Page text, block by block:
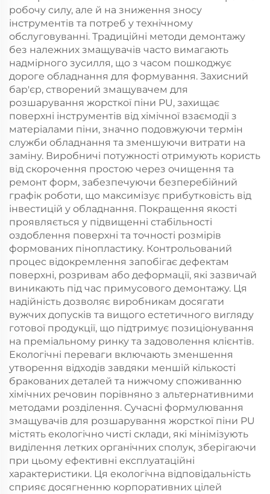
робочу силу, але й на зниження зносу
інструментів та потреб у технічному
обслуговуванні. Традиційні методи демонтажу
без належних змащувачів часто вимагають
надмірного зусилля, що з часом пошкоджує
дороге обладнання для формування. Захисний
бар'єр, створений змащувачем для
розшарування жорсткої піни PU, захищає
поверхні інструментів від хімічної взаємодії з
матеріалами піни, значно подовжуючи термін
служби обладнання та зменшуючи витрати на
заміну. Виробничі потужності отримують користь
від скорочення простою через очищення та
ремонт форм, забезпечуючи безперебійний
графік роботи, що максимізує прибутковість від
інвестицій у обладнання. Покращення якості
проявляється у підвищенні стабільності
оздоблення поверхні та точності розмірів
формованих пінопластику. Контрольований
процес відокремлення запобігає дефектам
поверхні, розривам або деформації, які зазвичай
виникають під час примусового демонтажу. Ця
надійність дозволяє виробникам досягати
вужчих допусків та вищого естетичного вигляду
готової продукції, що підтримує позиціонування
на преміальному ринку та задоволення клієнтів.
Екологічні переваги включають зменшення
утворення відходів завдяки меншій кількості
бракованих деталей та нижчому споживанню
хімічних речовин порівняно з альтернативними
методами розділення. Сучасні формулювання
змащувачів для розшарування жорсткої піни PU
містять екологічно чисті склади, які мінімізують
виділення летких органічних сполук, зберігаючи
при цьому ефективні експлуатаційні
характеристики. Ця екологічна відповідальність
сприяє досягненню корпоративних цілей